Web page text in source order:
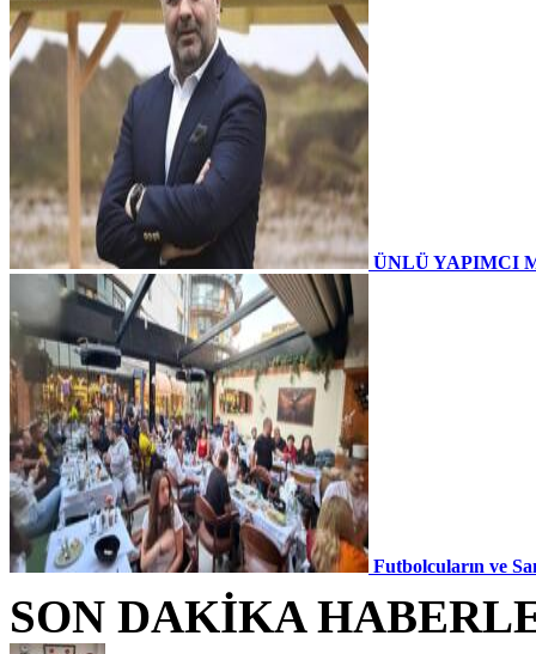
ÜNLÜ YAPIMCI
Futbolcuların ve
SON DAKİKA